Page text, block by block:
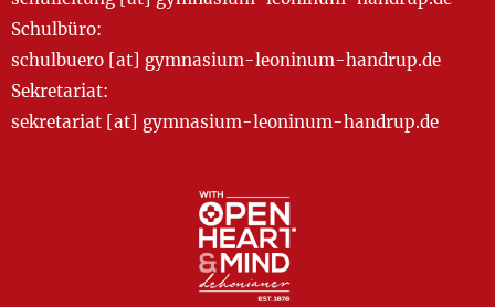
Schulbüro:
schulbuero [at] gymnasium-leoninum-handrup.de
Sekretariat:
sekretariat [at] gymnasium-leoninum-handrup.de